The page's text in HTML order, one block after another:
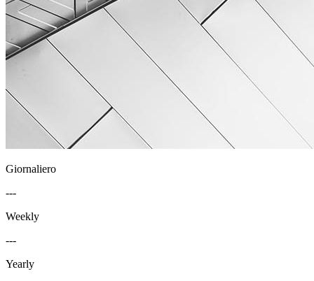
Giornaliero
---
Weekly
---
Yearly